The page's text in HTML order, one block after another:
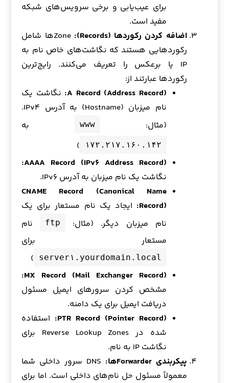
برای عیب‌یابی و برخی سرویس‌های شبکه
مفید است.
اضافه کردن رکوردها (Records):
Zoneها شامل
رکوردهایی هستند که نگاشت‌های خاص نام به
IP یا برعکس را تعریف می‌کنند. رایج‌ترین
رکوردها عبارتند از:
A Record (Address Record): نگاشت یک
نام میزبان (Hostname) به آدرس IPv۴.
(مثال:
www به
۱۷۲.۲۱۷.۱۶۰.۱۴۲
)
AAAA Record (IPv۶ Address Record):
نگاشت یک نام میزبان به آدرس IPv۶.
CNAME Record (Canonical Name
Record): ایجاد یک نام مستعار برای یک
نام میزبان دیگر. (مثال:
ftp
نام
مستعار برای
server۱.yourdomain.local
)
MX Record (Mail Exchanger Record):
مشخص کردن سرورهای ایمیل مسئول
دریافت ایمیل برای یک دامنه.
PTR Record (Pointer Record):
استفاده
شده در Reverse Lookup Zones برای
نگاشت IP به نام.
پیکربندی Forwarderها:
DNS سرور داخلی شما
معمولاً مسئول حل نام‌های داخلی است. اما برای